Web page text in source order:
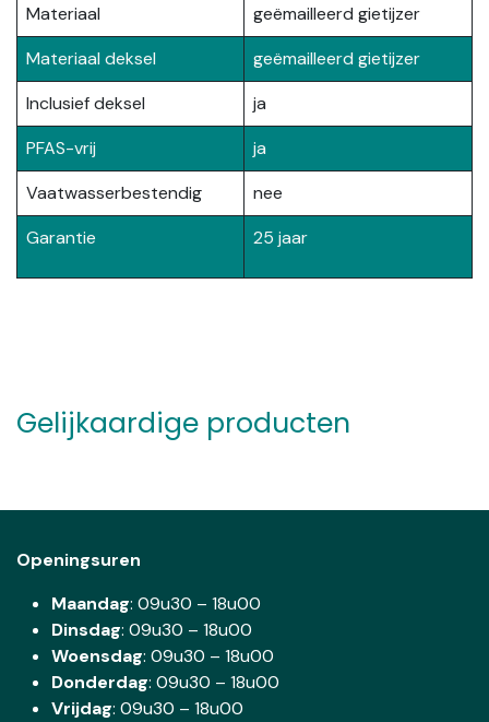
Materiaal
geëmailleerd gietijzer
Materiaal deksel
geëmailleerd gietijzer
Inclusief deksel
ja
PFAS-vrij
ja
Vaatwasserbestendig
nee
Garantie
25 jaar
Gelijkaardige producten
Openingsuren
Maandag: 09u30 – 18u00
Dinsdag: 09u30 – 18u00
Woensdag: 09u30 – 18u00
Donderdag: 09u30 – 18u00
Vrijdag: 09u30 – 18u00